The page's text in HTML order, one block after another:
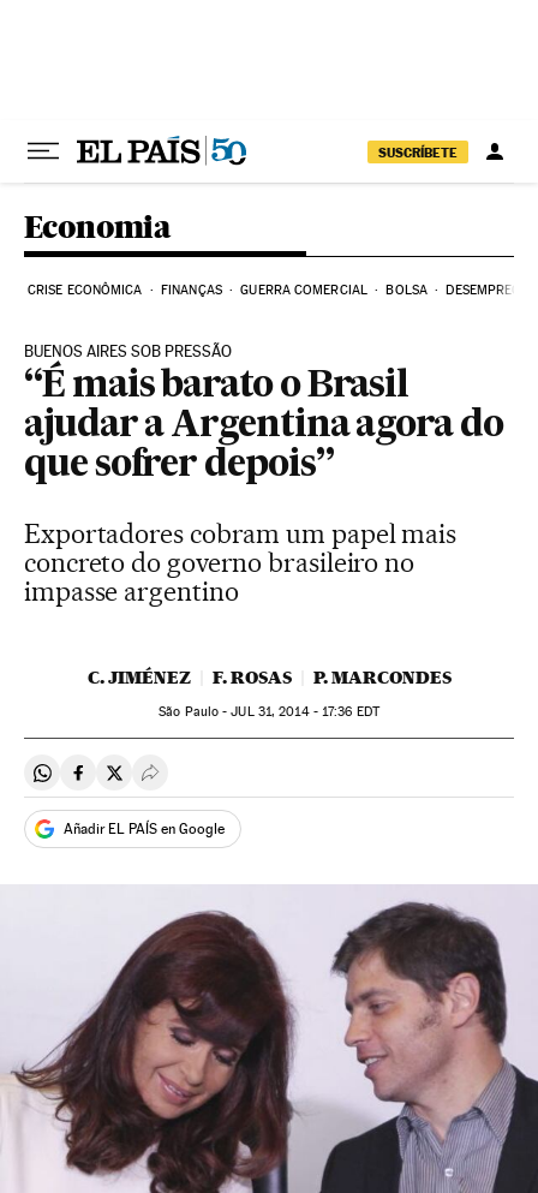
SUSCRÍBETE
Economia
CRISE ECONÔMICA FINANÇAS GUERRA COMERCIAL BOLSA DESEMPREGO
BUENOS AIRES SOB PRESSÃO
“É mais barato o Brasil
ajudar a Argentina agora do
que sofrer depois”
Exportadores cobram um papel mais
concreto do governo brasileiro no
impasse argentino
C. JIMÉNEZ F. ROSAS P. MARCONDES
São Paulo -JUL31, 2014 - 17:36 EDT
Compartir en Whatsapp
Compartir en Facebook
Compartir en Twitter
Desplegar Redes Sociales
Añadir EL PAÍS en Google